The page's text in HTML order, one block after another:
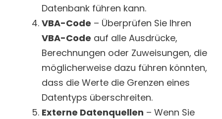
Datenbank führen kann.
VBA-Code – Überprüfen Sie Ihren
VBA-Code auf alle Ausdrücke,
Berechnungen oder Zuweisungen, die
möglicherweise dazu führen könnten,
dass die Werte die Grenzen eines
Datentyps überschreiten.
Externe Datenquellen – Wenn Sie